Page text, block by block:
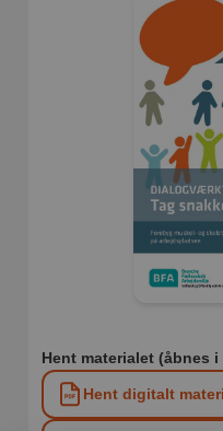
Hent materialet (åbnes
Hent digitalt